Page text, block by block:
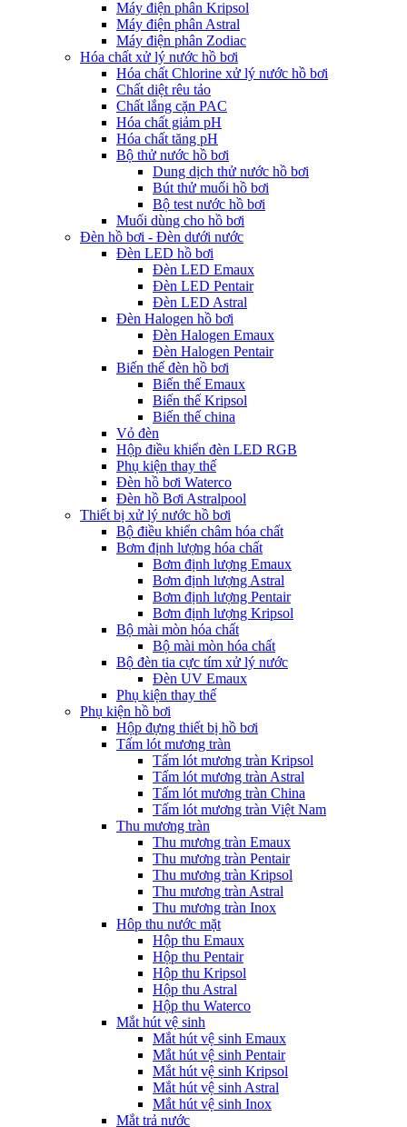
Máy điện phân Kripsol
Máy điện phân Astral
Máy điện phân Zodiac
Hóa chất xử lý nước hồ bơi
Hóa chất Chlorine xử lý nước hồ bơi
Chất diệt rêu tảo
Chất lắng cặn PAC
Hóa chất giảm pH
Hóa chất tăng pH
Bộ thử nước hồ bơi
Dung dịch thử nước hồ bơi
Bút thử muối hồ bơi
Bộ test nước hồ bơi
Muối dùng cho hồ bơi
Đèn hồ bơi - Đèn dưới nước
Đèn LED hồ bơi
Đèn LED Emaux
Đèn LED Pentair
Đèn LED Astral
Đèn Halogen hồ bơi
Đèn Halogen Emaux
Đèn Halogen Pentair
Biến thế đèn hồ bơi
Biến thế Emaux
Biến thế Kripsol
Biến thế china
Vỏ đèn
Hộp điều khiển đèn LED RGB
Phụ kiện thay thế
Đèn hồ bơi Waterco
Đèn hồ Bơi Astralpool
Thiết bị xử lý nước hồ bơi
Bộ điều khiển châm hóa chất
Bơm định lượng hóa chất
Bơm định lượng Emaux
Bơm định lượng Astral
Bơm định lượng Pentair
Bơm định lượng Kripsol
Bộ mài mòn hóa chất
Bộ mài mòn hóa chất
Bộ đèn tia cực tím xử lý nước
Đèn UV Emaux
Phụ kiện thay thế
Phụ kiện hồ bơi
Hộp đựng thiết bị hồ bơi
Tấm lót mương tràn
Tấm lót mương tràn Kripsol
Tấm lót mương tràn Astral
Tấm lót mương tràn China
Tấm lót mương tràn Việt Nam
Thu mương tràn
Thu mương tràn Emaux
Thu mương tràn Pentair
Thu mương tràn Kripsol
Thu mương tràn Astral
Thu mương tràn Inox
Hôp thu nước mặt
Hộp thu Emaux
Hộp thu Pentair
Hộp thu Kripsol
Hộp thu Astral
Hộp thu Waterco
Mắt hút vệ sinh
Mắt hút vệ sinh Emaux
Mắt hút vệ sinh Pentair
Mắt hút vệ sinh Kripsol
Mắt hút vệ sinh Astral
Mắt hút vệ sinh Inox
Mắt trả nước